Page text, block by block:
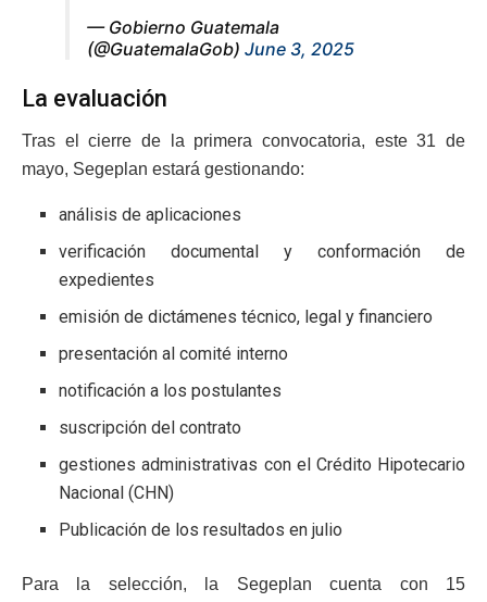
— Gobierno Guatemala
(@GuatemalaGob) June 3, 2025
La evaluación
Tras el cierre de la primera convocatoria, este 31 de
mayo, Segeplan estará gestionando:
análisis de aplicaciones
verificación documental y conformación de
expedientes
emisión de dictámenes técnico, legal y financiero
presentación al comité interno
notificación a los postulantes
suscripción del contrato
gestiones administrativas con el Crédito Hipotecario
Nacional (CHN)
Publicación de los resultados en julio
Para la selección, la Segeplan cuenta con 15